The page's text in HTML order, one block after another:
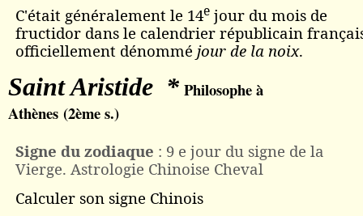
C'était généralement le 14e jour du mois de
fructidor dans le calendrier républicain
officiellement dénomméjour de la noix.
Saint Aristide * Philosophe à
Athènes (2ème s.)
Signe du zodiaque : 9 e jour du signe de la
Vierge. Astrologie Chinoise Cheval
Calculer son signe Chinois